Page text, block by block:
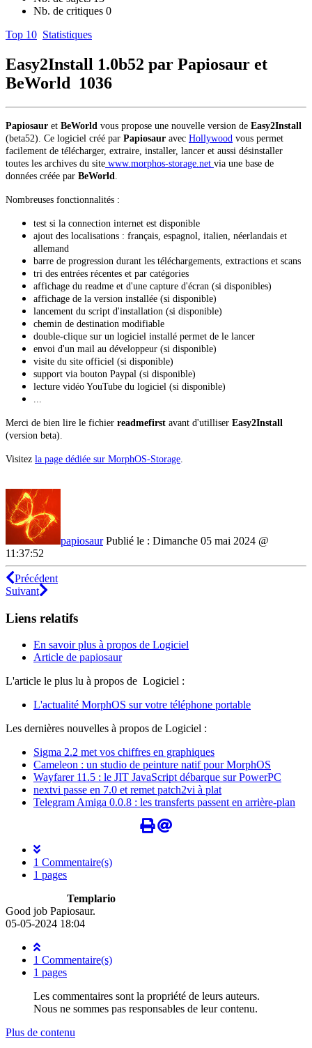
Nb. de critiques 0
Top 10 Statistiques
Easy2Install 1.0b52 par Papiosaur et
BeWorld 1036
Papiosaur et BeWorld vous propose une nouvelle version de Easy2Install
(beta52). Ce logiciel créé par Papiosaur avec Hollywood vous permet
facilement de télécharger, extraire, installer, lancer et aussi désinstaller
toutes les archives du site www.morphos-storage.net via une base de
données créée par BeWorld
Nombreuses fonctionnalités :
test si la connection internet est disponible
ajout des localisations : français, espagnol, italien, néerlandais et
allemand
barre de progression durant les téléchargements, extractions et scans
tri des entrées récentes et par catégories
affichage du readme et d'une capture d'écran (si disponibles)
affichage de la version installée (si disponible)
lancement du script d'installation (si disponible)
chemin de destination modifiable
double-clique sur un logiciel installé permet de le lancer
envoi d'un mail au développeur (si disponible)
visite du site officiel (si disponible)
support via bouton Paypal (si disponible)
lecture vidéo YouTube du logiciel (si disponible)
Merci de bien lire le fichier readmefirst avant d'utilliser Easy2Install
(version beta).
Visitez la page dédiée sur MorphOS-Storage
papiosaurPublié le : Dimanche 05 mai 2024 @
11:37:52
Précédent
Suivant
Liens relatifs
En savoir plus à propos de Logiciel
Article de papiosaur
L'article le plus lu à propos de Logiciel :
L'actualité MorphOS sur votre téléphone portable
Les dernières nouvelles à propos de Logiciel :
Sigma 2.2 met vos chiffres en graphiques
Cameleon : un studio de peinture natif pour MorphOS
Wayfarer 11.5 : le JIT JavaScript débarque sur PowerPC
nextvi passe en 7.0 et remet patch2vi à plat
Telegram Amiga 0.0.8 : les transferts passent en arrière-plan
1 Commentaire(s)
1 pages
Templario
Good job Papiosaur.
05-05-2024 18:04
1 Commentaire(s)
1 pages
Les commentaires sont la propriété de leurs auteurs.
Nous ne sommes pas responsables de leur contenu.
Plus de contenu